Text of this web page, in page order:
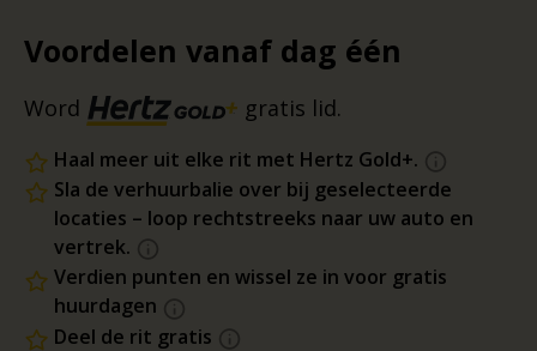
Voordelen vanaf dag één
Word gratis lid.
Haal meer uit elke rit met Hertz Gold+.
Sla de verhuurbalie over bij geselecteerde
locaties – loop rechtstreeks naar uw auto en
vertrek.
Verdien punten en wissel ze in voor gratis
huurdagen
Deel de rit gratis